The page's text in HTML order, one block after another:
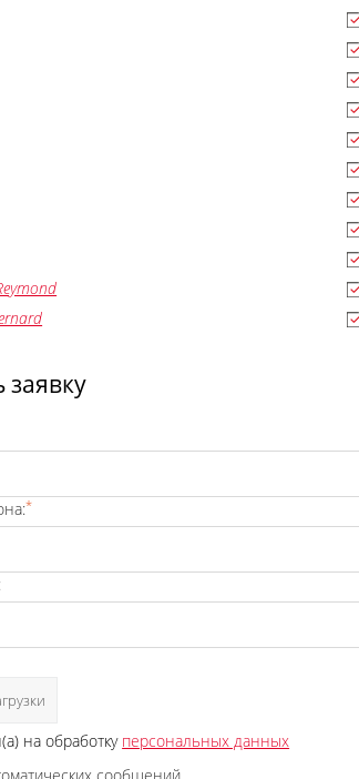
заявку
*
на обработку персональных данных